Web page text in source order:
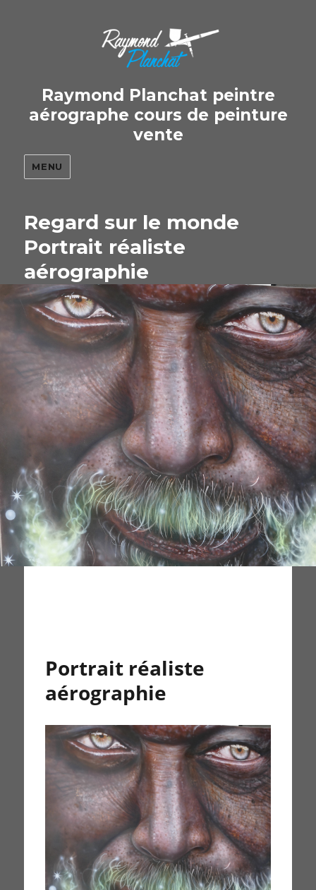
Raymond Planchat peintre
aérographe cours de peinture
vente
MENU
Regard sur le monde
Portrait réaliste
aérographie
Portrait réaliste
aérographie